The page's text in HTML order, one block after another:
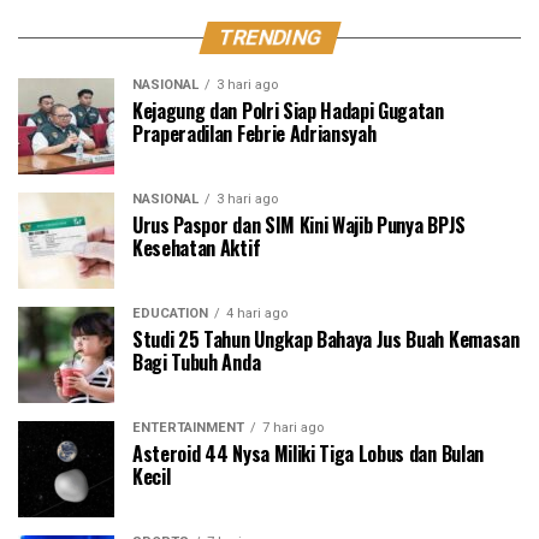
TRENDING
NASIONAL 3 hari ago
Kejagung dan Polri Siap Hadapi Gugatan
Praperadilan Febrie Adriansyah
NASIONAL 3 hari ago
Urus Paspor dan SIM Kini Wajib Punya BPJS
Kesehatan Aktif
EDUCATION 4 hari ago
Studi 25 Tahun Ungkap Bahaya Jus Buah Kemasan
Bagi Tubuh Anda
ENTERTAINMENT 7 hari ago
Asteroid 44 Nysa Miliki Tiga Lobus dan Bulan
Kecil